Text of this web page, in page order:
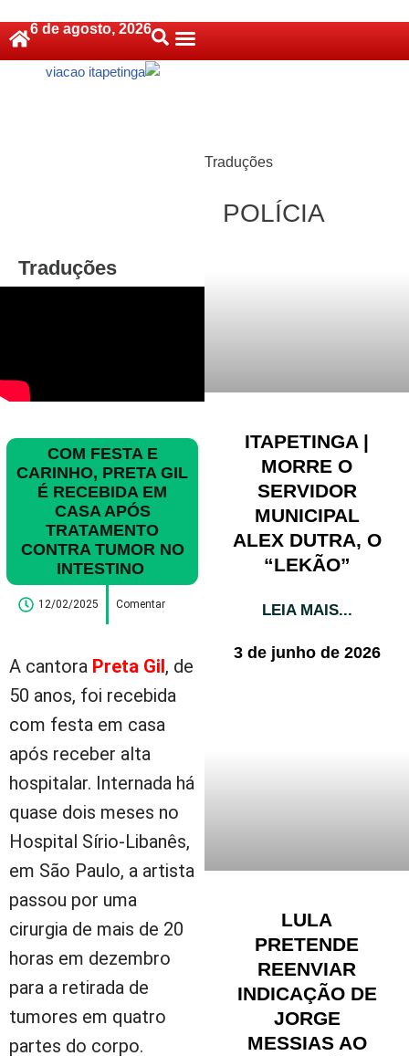
Pular
6 de agosto, 2026
Traduções
COM FESTA E
CARINHO, PRETA GIL
É RECEBIDA EM
CASA APÓS
TRATAMENTO
CONTRA TUMOR NO
INTESTINO
12/02/2025 Comentar
A cantora Preta Gil, de
50 anos, foi recebida
com festa em casa
após receber alta
hospitalar. Internada há
quase dois meses no
Hospital Sírio-Libanês,
em São Paulo, a artista
passou por uma
cirurgia de mais de 20
horas em dezembro
para a retirada de
tumores em quatro
partes do corpo.
Traduções
POLÍCIA
ITAPETINGA |
MORRE O
SERVIDOR
MUNICIPAL
ALEX DUTRA, O
“LEKÃO”
LEIA MAIS...
3 de junho de 2026
LULA
PRETENDE
REENVIAR
INDICAÇÃO DE
JORGE
MESSIAS AO